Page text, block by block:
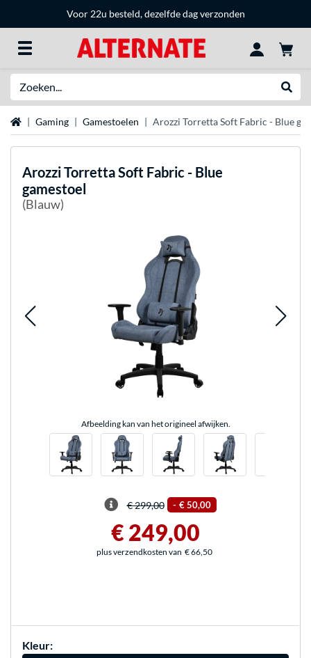
Voor 22u besteld, dezelfde dag verzonden
HomeGaming Gamestoelen Arozzi Torretta Soft Fabric - Blue
ArozziTorretta Soft Fabric - Blue
gamestoel
(Blauw)
Afbeelding kan van het origineel afwijken.
€ 299,00 - € 50,00
€ 249,00
plus verzendkosten van € 66,50
Kleur: